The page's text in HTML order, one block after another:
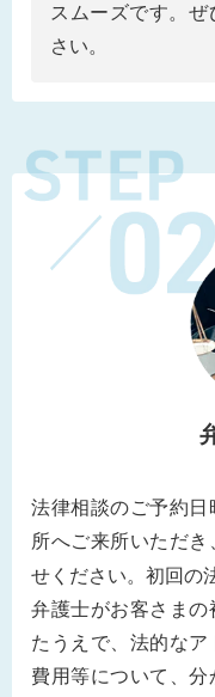
スムーズです。
さい。
法律相談のご予約
所へご来所いただ
せください。初回の
弁護士がお客さま
たうえで、法的なア
費用等について、